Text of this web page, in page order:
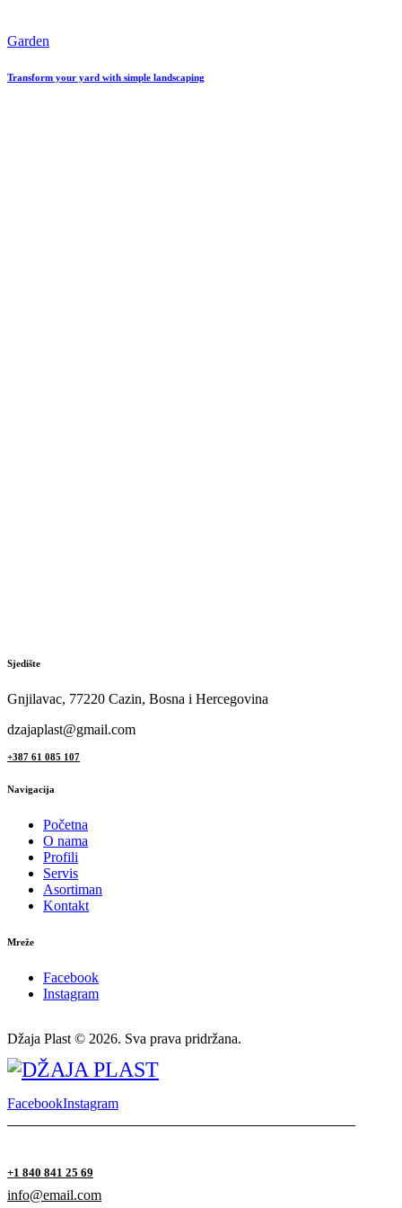
Garden
Transform your yard with simple landscaping
Sjedište
Gnjilavac, 77220 Cazin, Bosna i Hercegovina
dzajaplast@gmail.com
+387 61 085 107
Navigacija
Početna
O nama
Profili
Servis
Asortiman
Kontakt
Mreže
Facebook
Instagram
Džaja Plast © 2026. Sva prava pridržana.
FacebookInstagram
+1 840 841 25 69
info@email.com